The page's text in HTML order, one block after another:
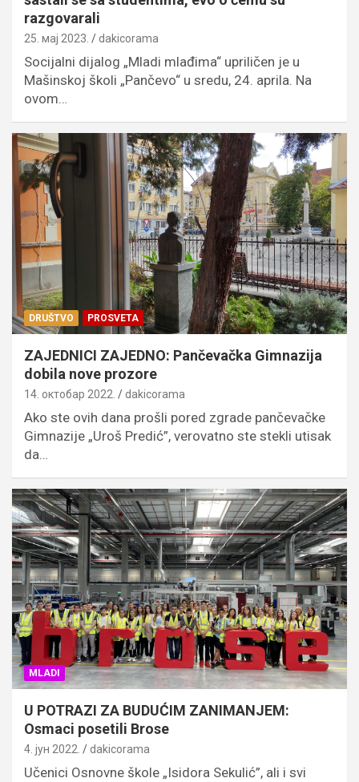
razgovarali
25. мај 2023. dakicorama
Socijalni dijalog „Mladi mlađima“ upriličen je u
Mašinskoj školi „Pančevo“ u sredu, 24. aprila. Na
ovom…
DRUŠTVO PROSVETA
ZAJEDNICI ZAJEDNO: Pančevačka Gimnazija
dobila nove prozore
14. октобар 2022. dakicorama
Ako ste ovih dana prošli pored zgrade pančevačke
Gimnazije „Uroš Predić”, verovatno ste stekli utisak
da…
MLADI
U POTRAZI ZA BUDUĆIM ZANIMANJEM:
Osmaci posetili Brose
4. јун 2022. dakicorama
Učenici Osnovne škole „Isidora Sekulić”, ali i svi